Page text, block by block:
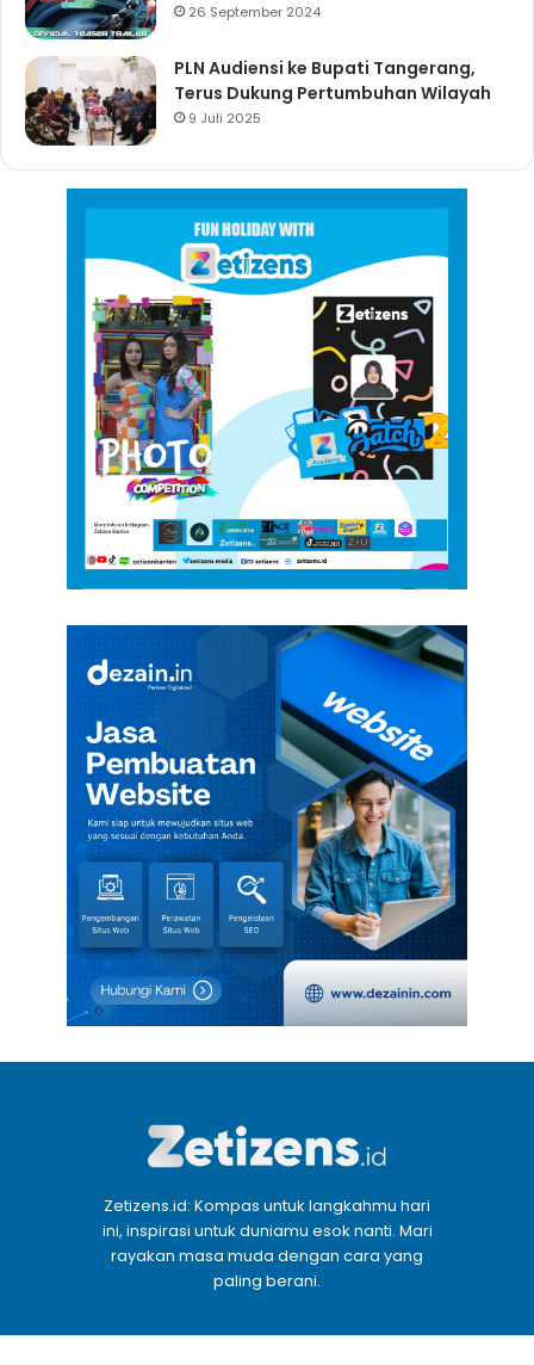
26 September 2024
PLN Audiensi ke Bupati Tangerang,
Terus Dukung Pertumbuhan Wilayah
9 Juli 2025
Zetizens.id: Kompas untuk langkahmu hari
ini, inspirasi untuk duniamu esok nanti. Mari
rayakan masa muda dengan cara yang
paling berani.